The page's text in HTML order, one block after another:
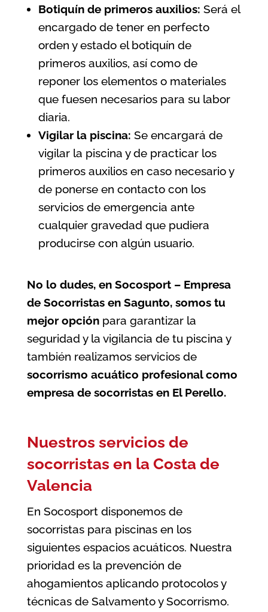
Botiquín de primeros auxilios: Será el
encargado de tener en perfecto
orden y estado el botiquín de
primeros auxilios, así como de
reponer los elementos o materiales
que fuesen necesarios para su labor
diaria.
Vigilar la piscina: Se encargará de
vigilar la piscina y de practicar los
primeros auxilios en caso necesario y
de ponerse en contacto con los
servicios de emergencia ante
cualquier gravedad que pudiera
producirse con algún usuario.
No lo dudes, en Socosport – Empresa
de Socorristas en Sagunto, somos tu
mejor opción para garantizar la
seguridad y la vigilancia de tu piscina y
también realizamos servicios de
socorrismo acuático profesional como
empresa de socorristas en El Perello.
Nuestros servicios de
socorristas en la Costa de
Valencia
En Socosport disponemos de
socorristas para piscinas en los
siguientes espacios acuáticos. Nuestra
prioridad es la prevención de
ahogamientos aplicando protocolos y
técnicas de Salvamento y Socorrismo.